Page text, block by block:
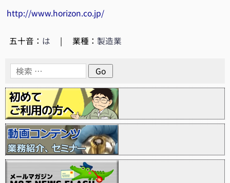
http://www.horizon.co.jp/
五十音： は | 業種：製造業